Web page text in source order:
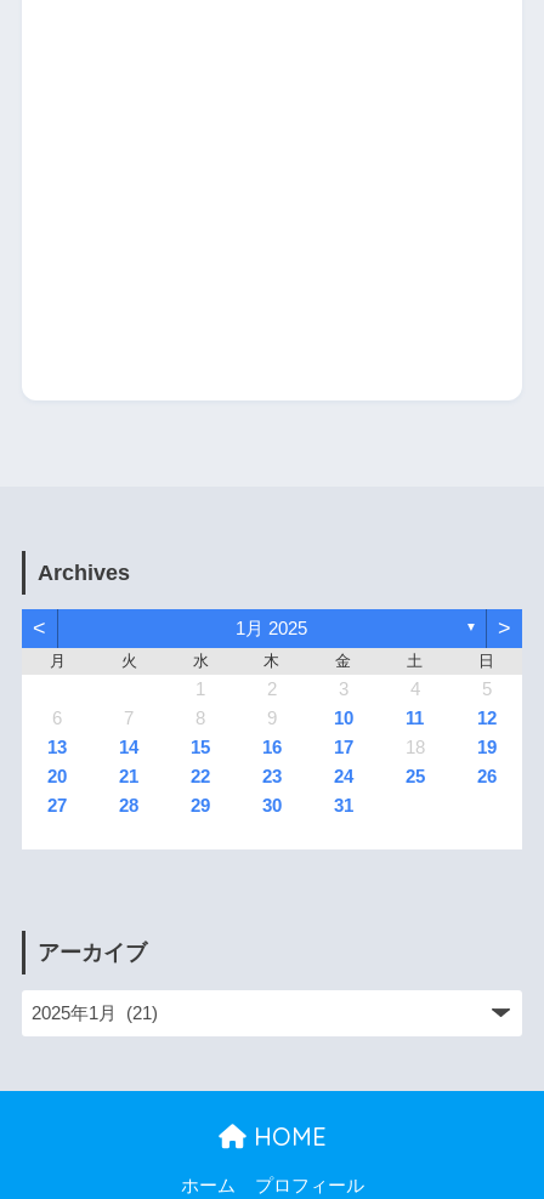
Archives
< 1月 2025 ▼ >
月 火 水 木 金 土 日
1 2 3 4
5
6
7 8 9 10 11
12
13
14 15 16 17 18
19
20
21 22 23 24 25
26
27
28 29 30 31
アーカイブ
HOME
ホーム プロフィール